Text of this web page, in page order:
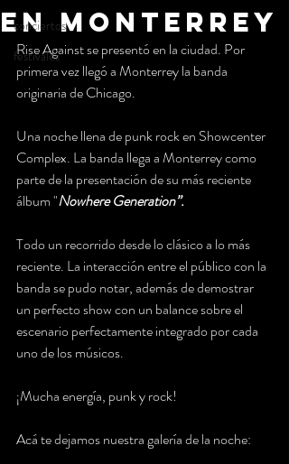
conciertos
festivales
en Monterrey
Rise Against se presentó en la ciudad. Por
primera vez llegó a Monterrey la banda
originaria de Chicago.
Una noche llena de punk rock en Showcenter
Complex. La banda llega a Monterrey como
parte de la presentación de su más reciente
álbum "Nowhere Generation”.
Todo un recorrido desde lo clásico a lo más
reciente. La interacción entre el público con la
banda se pudo notar, además de demostrar
un perfecto show con un balance sobre el
escenario perfectamente integrado por cada
uno de los músicos.
¡Mucha energía, punk y rock!
Acá te dejamos nuestra galería de la noche: